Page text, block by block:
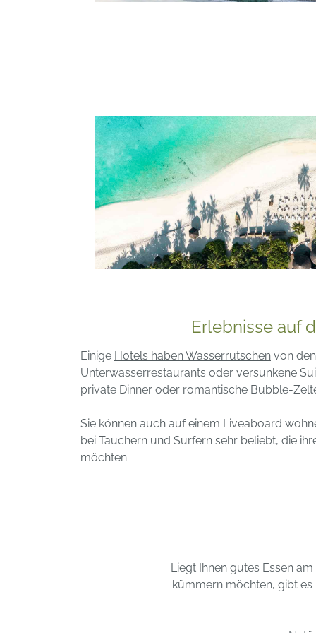
Erlebnisse auf
Einige Hotels haben Wasserrutschen von
Unterwasserrestaurants oder versunkene
private Dinner oder romantische Bubble-
Sie können auch auf einem Liveaboard
bei Tauchern und Surfern sehr beliebt, die
möchten.
Liegt Ihnen gutes Essen
kümmern möchten, gibt